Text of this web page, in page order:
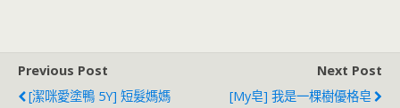
o
e
n
Previous Post
[潔咪愛塗鴨 5Y] 短髮媽媽
Next Post
[My皂] 我是一棵樹優格皂